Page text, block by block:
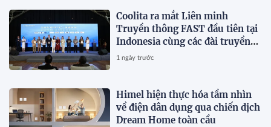
Coolita ra mắt Liên minh
Truyền thông FAST đầu tiên tại
Indonesia cùng các đài truyền
hình hàng đầu
1 ngày trước
Himel hiện thực hóa tầm nhìn
về điện dân dụng qua chiến dịch
Dream Home toàn cầu